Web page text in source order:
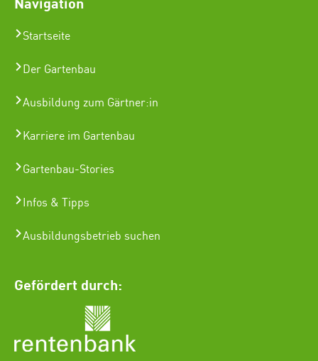
Startseite
Der Gartenbau
Ausbildung zum Gärtner:in
Karriere im Gartenbau
Gartenbau-Stories
Infos & Tipps
Ausbildungsbetrieb suchen
Gefördert durch: